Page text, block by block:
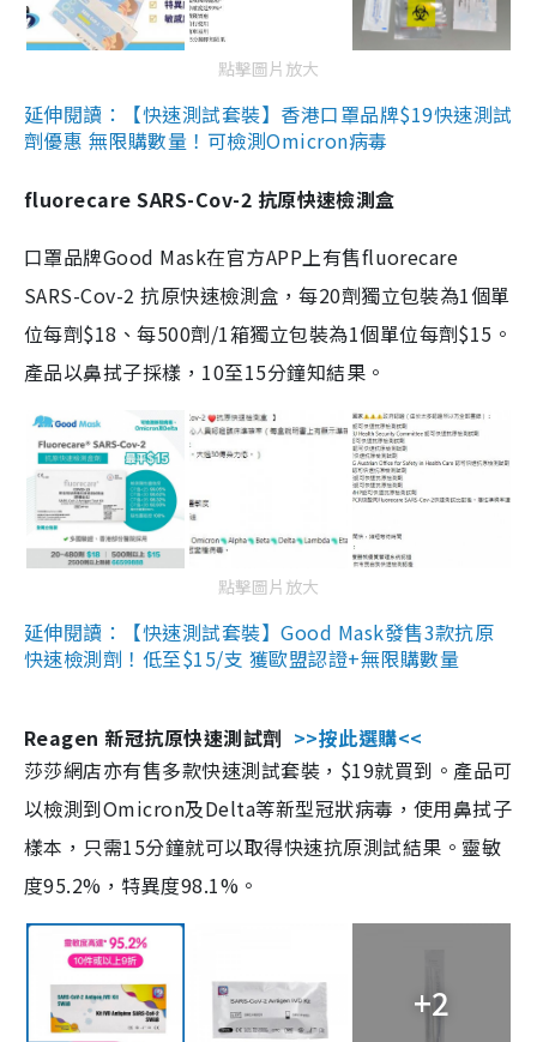
點擊圖片放大
延伸閱讀：【快速測試套裝】香港口罩品牌$19快速測試
劑優惠 無限購數量！可檢測Omicron病毒
fluorecare SARS-Cov-2 抗原快速檢測盒
口罩品牌Good Mask在官方APP上有售fluorecare
SARS-Cov-2 抗原快速檢測盒，每20劑獨立包裝為1個單
位每劑$18、每500劑/1箱獨立包裝為1個單位每劑$15。
產品以鼻拭子採樣，10至15分鐘知結果。
點擊圖片放大
延伸閱讀：【快速測試套裝】Good Mask發售3款抗原
快速檢測劑！低至$15/支 獲歐盟認證+無限購數量
Reagen 新冠抗原快速測試劑 >>按此選購<<
莎莎網店亦有售多款快速測試套裝，$19就買到。產品可
以檢測到Omicron及Delta等新型冠狀病毒，使用鼻拭子
樣本，只需15分鐘就可以取得快速抗原測試結果。靈敏
度95.2%，特異度98.1%。
+2